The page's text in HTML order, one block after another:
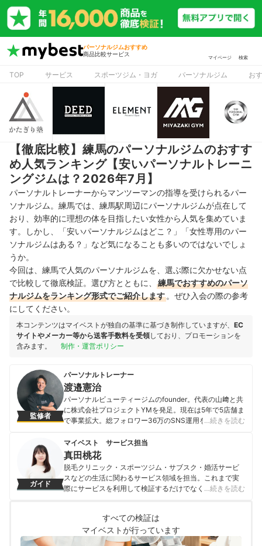
パーソナルジムおすすめ
商品比較サービス
マイページ 検索
TOP サービス スポーツジム・ヨガ パーソナルジム お
【徹底比較】練馬のパーソナルジムのおすす
め人気ランキング【安いパーソナルトレーニ
ングジムは？2026年7月】
パーソナルトレーナーからマンツーマンの指導を受けられるパー
ソナルジム。練馬では、練馬駅周辺にパーソナルジムが点在して
おり、効率的に理想の体を目指したい女性から人気を集めていま
す。しかし、「安いパーソナルジムはどこ？」「女性専用のパー
ソナルジムはある？」など気になることも多いのではないでしょ
うか。
今回は、練馬で人気のパーソナルジムを、選ぶ際に欠かせない点
で比較して徹底検証。選び方とともに、
練馬でおすすめのパーソ
ナルジムをランキング形式でご紹介します 。ぜひ入会の際の参考
にしてください。
本コンテンツはマイベストが独自の基準に基づき制作していますが、 EC
サイトやメーカー等から送客手数料を受領しており、プロモーションを
含みます。
制作・運営ポリシー
監修者
パーソナルトレーナー
渡邉憲治
パーソナルビューティージムのfounder。代表の山﨑と共
に株式会社プロジェクトYMを発足。現在は5年で5店舗ま
で事業拡大。総フォロワー36万のSNS運用を統括。パー
のクライアントを担当し数多くのボディメイク実績を有
しクライアントをボディメイク成功に導く。
渡邉憲治のプロフィール
…続きを読む
ガイド
マイベスト サービス担当
真田桃花
脱毛クリニック・スポーツジム・サブスク・婚活サービ
スなどの生活に関わるサービス領域を担当。これまで実
際にサービスを利用して検証するだけでなく、医師や婚
からこそ、徹底検証を通じて全ユーザーが選びやすい情
報を届ける」ことをモットーに活動している。
真田桃花のプロフィール
…続きを読む
すべての検証は
マイベストが行っています